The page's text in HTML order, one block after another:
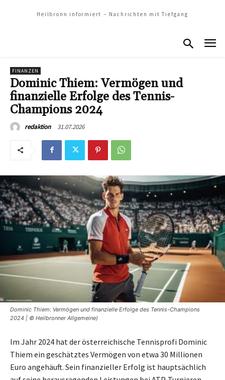
Heilbronn informiert – Nachrichten mit Tiefgang
FINANZEN
Dominic Thiem: Vermögen und
finanzielle Erfolge des Tennis-
Champions 2024
redaktion 31.07.2026
Dominic Thiem: Vermögen und finanzielle Erfolge des Tennis-Champions
2024 | © Heilbronner Allgemeine)
Im Jahr 2024 hat der österreichische Tennisprofi Dominic
Thiem ein geschätztes Vermögen von etwa 30 Millionen
Euro angehäuft. Sein finanzieller Erfolg ist hauptsächlich